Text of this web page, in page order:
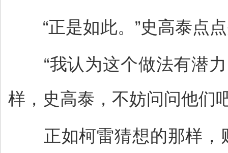
“正是如此。”史高泰点点
“我认为这个做法有潜力
样，史高泰，不妨问问他们
正如柯雷猜想的那样，财